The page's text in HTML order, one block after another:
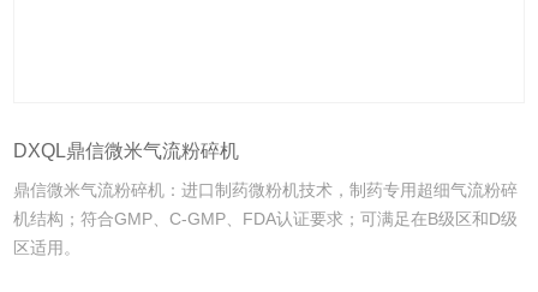
DXQL鼎信微米气流粉碎机
鼎信微米气流粉碎机：进口制药微粉机技术，制药专用超细气流粉碎
机结构；符合GMP、C-GMP、FDA认证要求；可满足在B级区和D级
区适用。